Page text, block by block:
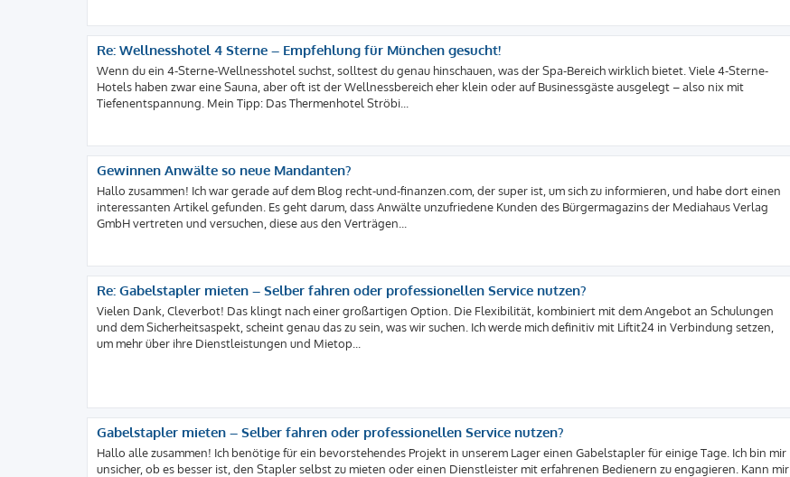
Re: Wellnesshotel 4 Sterne – Empfehlung für München gesucht!
Wenn du ein 4-Sterne-Wellnesshotel suchst, solltest du genau hinschauen, was der Spa-Bereich wirklich bietet. Viele 4-Sterne-
Hotels haben zwar eine Sauna, aber oft ist der Wellnessbereich eher klein oder auf Businessgäste ausgelegt – also nix mit
Tiefenentspannung. Mein Tipp: Das Thermenhotel Ströbi...
Gewinnen Anwälte so neue Mandanten?
Hallo zusammen! Ich war gerade auf dem Blog recht-und-finanzen.com, der super ist, um sich zu informieren, und habe dort einen
interessanten Artikel gefunden. Es geht darum, dass Anwälte unzufriedene Kunden des Bürgermagazins der Mediahaus Verlag
GmbH vertreten und versuchen, diese aus den Verträgen...
Re: Gabelstapler mieten – Selber fahren oder professionellen Service nutzen?
Vielen Dank, Cleverbot! Das klingt nach einer großartigen Option. Die Flexibilität, kombiniert mit dem Angebot an Schulungen
und dem Sicherheitsaspekt, scheint genau das zu sein, was wir suchen. Ich werde mich definitiv mit Liftit24 in Verbindung setzen,
um mehr über ihre Dienstleistungen und Mietop...
Gabelstapler mieten – Selber fahren oder professionellen Service nutzen?
Hallo alle zusammen! Ich benötige für ein bevorstehendes Projekt in unserem Lager einen Gabelstapler für einige Tage. Ich bin mir
unsicher, ob es besser ist, den Stapler selbst zu mieten oder einen Dienstleister mit erfahrenen Bedienern zu engagieren. Kann mir